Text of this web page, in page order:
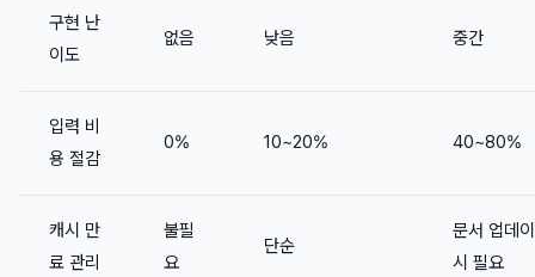
구현 난
이도
없음 낮음 중간
입력 비
용 절감
0% 10~20% 40~80%
캐시 만
료 관리
불필
요
단순
문서 업데
시 필요